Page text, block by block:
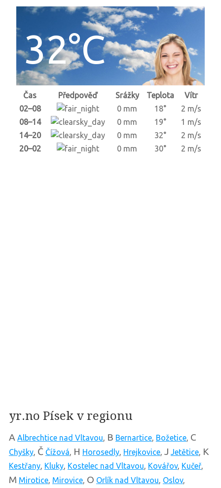
32°C
Čas Předpověď Srážky Teplota
Vítr
02–08
0 mm 18°
2 m/s
08–14
0 mm 19°
1 m/s
14–20
0 mm 32°
2 m/s
20–02
0 mm 30° 2 m/s
yr.no Písek v regionu
A Albrechtice nad Vltavou, B Bernartice, Božetice, C
Chyšky, Č Čížová, H Horosedly, Hrejkovice, J Jetětice, K
Kestřany, Kluky, Kostelec nad Vltavou, Kovářov, Kučeř,
M Mirotice, Mirovice, O Orlík nad Vltavou, Oslov,